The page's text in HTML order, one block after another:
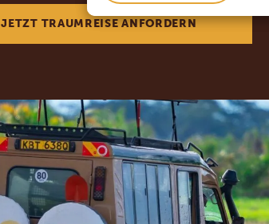
JETZT TRAUMREISE ANFORDERN